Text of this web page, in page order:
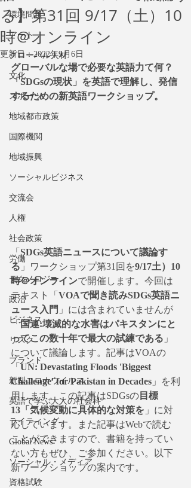
環境問題
アート
グローバル人材
文化
スポーツ
地域都市政策
国際機関
地域振興
ソーシャルビジネス
交流会
人権
社会政策
労働
テクノロジー
政治
ビジネス
リスク
ブランド
新型コロナウイルス
英語で学ぶ大人の社会科
ライティング
Global News
ソーシャル・メディア
資格試験
る】第31回 9/17（土）10
時＠オンライン
更新日：2022年9月6日
グローバルな場で必要な英語力て何？
「SDGsの現状」を英語で理解し、発信
するための新英語ワークショップ。
「 SDGs英語ニュースについて議論す
る 」ワークショップ第31回を9/17土）10
時＠オンラインで開催します。今回は
テキスト「 VOAで聞き読みSDGs英語ニ
ュース入門 」には含まれていませんが
「国連:壊滅的な水害はパキスタンにと
ってこの数十年で最大の試練である 」
について議論します。記事はVOAの
「UN: Devastating Floods 'Biggest
Challenge' for Pakistan in Decades 」を利
用します。この記事はSDGsの 目標
13「気候変動に具体的な対策を 」に対
応しています。また記事はWebで読む
ことができますので、書籍を持ってい
ない方もぜひ、ご参加ください。以下
新ワークショップの案内です。